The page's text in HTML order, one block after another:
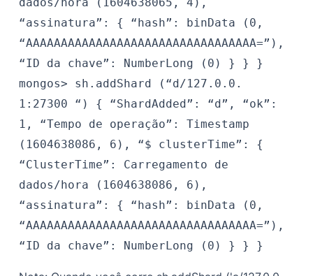
“assinatura”: {
“hash”: binData (0,
“AAAAAAAAAAAAAAAAAAAAAAAAAAAAAAAAA=”),
“ID da chave”: NumberLong (0)
} }
}
mongos> sh.addShard (“d/127.0.0.
1:27300 “)
{ “ShardAdded”: “d”,
“ok”:
1,
“Tempo de operação”: Timestamp
(1604638086, 6),
“$ clusterTime”: {
“ClusterTime”: Carregamento de
dados/hora (1604638086, 6),
“assinatura”: {
“hash”: binData (0,
“AAAAAAAAAAAAAAAAAAAAAAAAAAAAAAAAA=”),
“ID da chave”: NumberLong (0)
} } }